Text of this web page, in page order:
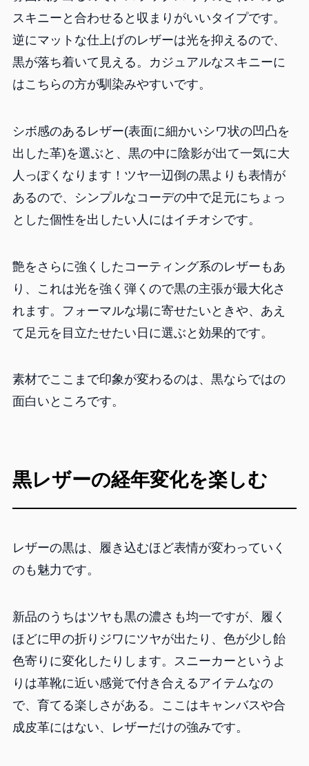
スキニーと合わせると収まりがいいタイプです。
逆にマットな仕上げのレザーは光を抑えるので、
黒が落ち着いて見える。カジュアルなスキニーに
はこちらの方が馴染みやすいです。
シボ感のあるレザー(表面に細かいシワ状の凹凸を
出した革)を選ぶと、黒の中に陰影が出て一気に大
人っぽくなります！ツヤ一辺倒の黒よりも表情が
あるので、シンプルなコーデの中で足元にちょっ
とした個性を出したい人にはイチオシです。
艶をさらに強くしたコーティング系のレザーもあ
り、これは光を強く弾くので黒の主張が最大化さ
れます。フォーマルな場に寄せたいときや、あえ
て足元を目立たせたい日に選ぶと効果的です。
素材でここまで印象が変わるのは、黒ならではの
面白いところです。
黒レザーの経年変化を楽しむ
レザーの黒は、履き込むほど表情が変わっていく
のも魅力です。
新品のうちはツヤも黒の濃さも均一ですが、履く
ほどに甲の折りジワにツヤが出たり、色が少し飴
色寄りに変化したりします。スニーカーというよ
りは革靴に近い感覚で付き合えるアイテムなの
で、育てる楽しさがある。ここはキャンバスや合
成皮革にはない、レザーだけの強みです。